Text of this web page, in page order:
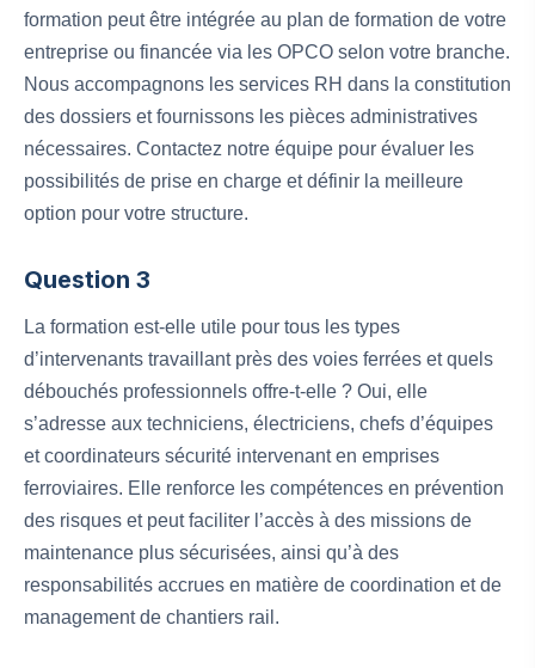
formation peut être intégrée au plan de formation de votre
entreprise ou financée via les OPCO selon votre branche.
Nous accompagnons les services RH dans la constitution
des dossiers et fournissons les pièces administratives
nécessaires. Contactez notre équipe pour évaluer les
possibilités de prise en charge et définir la meilleure
option pour votre structure.
Question 3
La formation est‑elle utile pour tous les types
d’intervenants travaillant près des voies ferrées et quels
débouchés professionnels offre‑t‑elle ? Oui, elle
s’adresse aux techniciens, électriciens, chefs d’équipes
et coordinateurs sécurité intervenant en emprises
ferroviaires. Elle renforce les compétences en prévention
des risques et peut faciliter l’accès à des missions de
maintenance plus sécurisées, ainsi qu’à des
responsabilités accrues en matière de coordination et de
management de chantiers rail.